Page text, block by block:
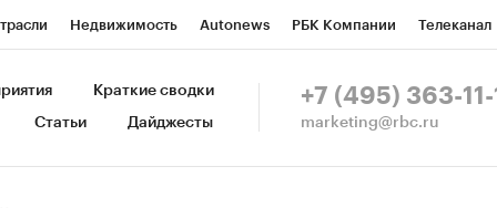
Недвижимость Autonews РБК Компании Телеканал
Спецпроекты СПб Конференции СПб Спецпроекты
Краткие сводки
Статьи Дайджесты
+7 (495) 363-11-
marketing@rbc.ru